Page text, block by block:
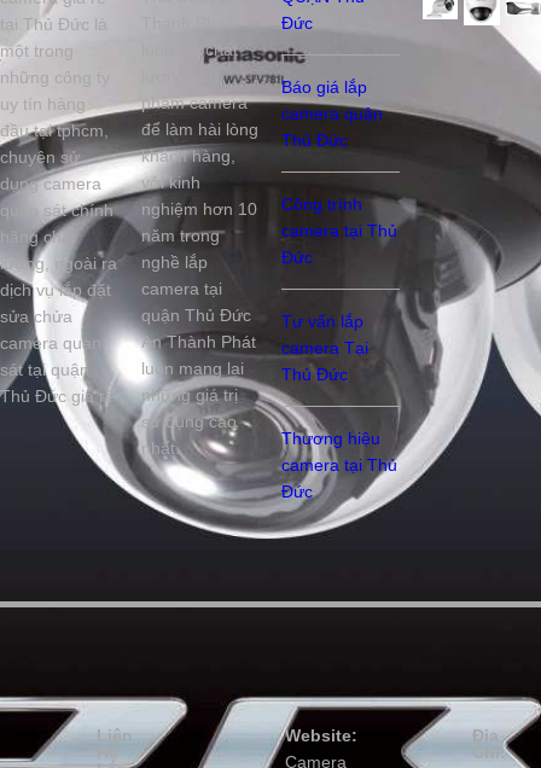
tại Thủ Đức là
một trong
những công ty
uy tín hàng
đầu tại tphcm,
chuyên sử
dụng camera
quan sát chính
hãng chất
lượng, ngoài ra
dịch vụ lắp đặt
sửa chửa
camera quan
sát tại quận
Thủ Đức giá rẻ
luôn lấy chất
phẩm camera
để làm hài lòng
khách hàng,
với kinh
nghiệm hơn 10
năm trong
nghề lắp
camera tại
quận Thủ Đức
An Thành Phát
luôn mang lại
những giá trị
sử dụng cao
nhất.
Đức
Báo giá lắp
camera quận
Thủ Đức
Công trình
camera tại Thủ
Đức
Tư vấn lắp
camera Tại
Thủ Đức
Thương hiệu
camera tại Thủ
Đức
Liên
Hệ
Website:
Camera
Địa
Chỉ: